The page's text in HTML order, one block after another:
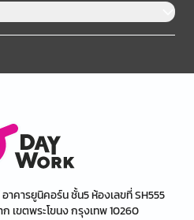
อาคารยูนิคอร์น ชั้น5 ห้องเลขที่ SH555
เขตพระโขนง กรุงเทพ 10260